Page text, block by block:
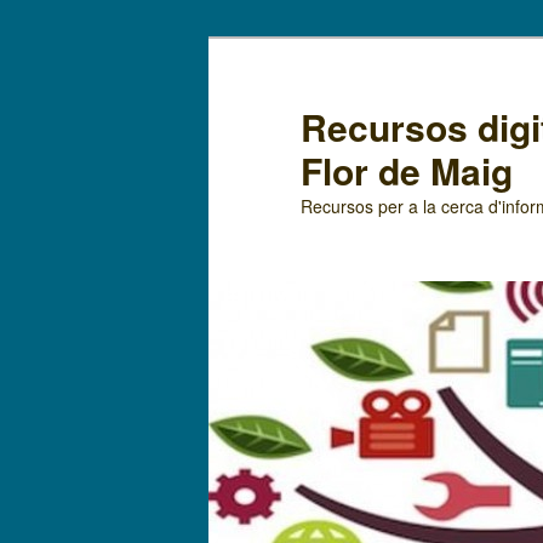
Recursos
Flor de Maig
Recursos per a la cerca